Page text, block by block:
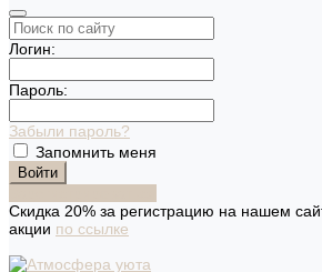
Логин:
Пароль:
Забыли пароль?
Запомнить меня
Скидка 20% за регистрацию на нашем
акции по ссылке